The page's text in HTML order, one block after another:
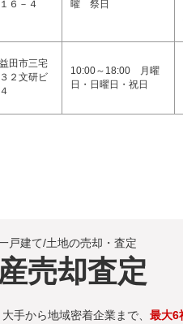
６－４
曜 祭日
田市三宅
２文研ビ
10:00～18:00 月曜
日・日曜日・祝日
戸建て/土地の売却・査定
売却査定
手から地域密着企業まで、 最大6